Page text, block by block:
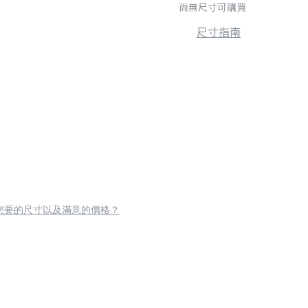
尚無尺寸可購買
尺寸指南
要的尺寸以及滿意的價格？